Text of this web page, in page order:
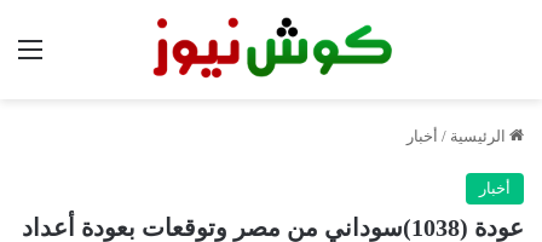
الرئيسية / أخبار
أخبار
عودة (1038)سوداني من مصر وتوقعات بعودة أعداد